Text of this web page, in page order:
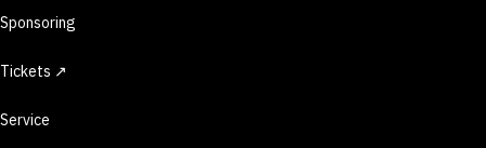
Sponsoring
Tickets ↗
Service